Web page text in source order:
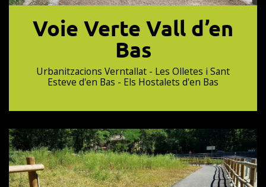
Voie Verte Vall d’en
Bas
Urbanitzacions Verntallat - Les Olletes i Sant
Esteve d'en Bas - Els Hostalets d'en Bas